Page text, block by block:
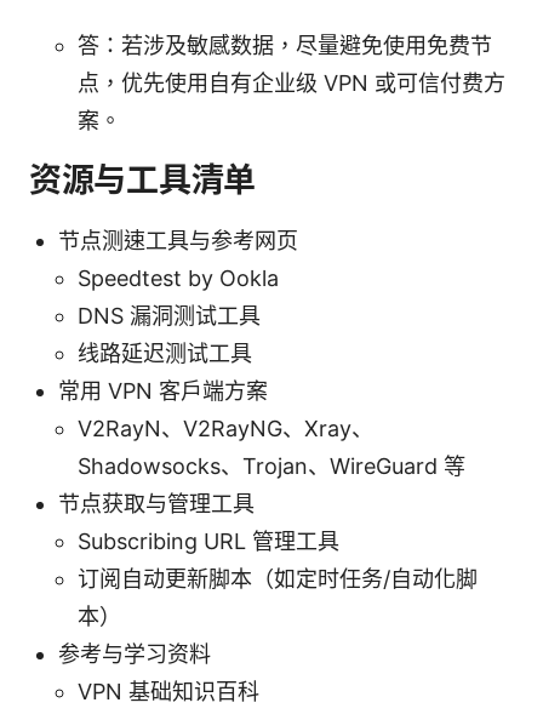
答：若涉及敏感数据，尽量避免使用免费节
点，优先使用自有企业级 VPN 或可信付费方
案。
资源与工具清单
节点测速工具与参考网页
Speedtest by Ookla
DNS 漏洞测试工具
线路延迟测试工具
常用 VPN 客户端方案
V2RayN、V2RayNG、Xray、
Shadowsocks、Trojan、WireGuard 等
节点获取与管理工具
Subscribing URL 管理工具
订阅自动更新脚本（如定时任务/自动化脚
本）
参考与学习资料
VPN 基础知识百科